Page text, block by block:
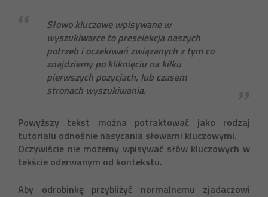
Słowo kluczowe wpisywane w
wyszukiwarce to preselekcja naszych
potrzeb i oczekiwań związanych z tym co
znajdziemy po kliknięciu na kilku
pierwszych pozycjach, lub czasem
stronach wyszukiwania.
Powyższy tekst można potraktować jako rodzaj
tutorialu odnośnie nasycania słowami kluczowymi.
Oczywiście nie możemy wpisywać słów kluczowych w
tekście oderwanym od kontekstu.
Aby odrobinkę przybliżyć normalnemu zjadaczowi